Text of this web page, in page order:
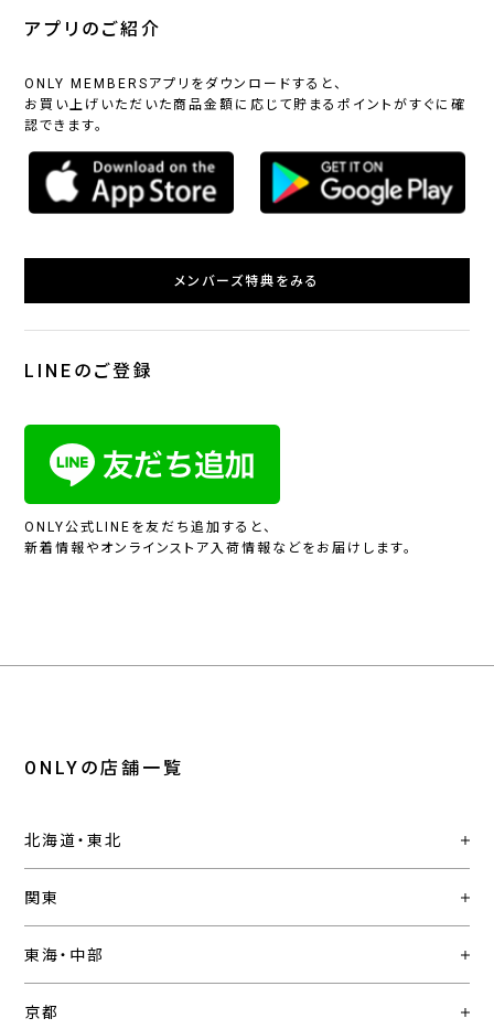
アプリのご紹介
ONLY MEMBERSアプリをダウンロードすると、
お買い上げいただいた商品金額に応じて貯まるポイントがすぐに確
認できます。
メンバーズ特典をみる
LINEのご登録
ONLY公式LINEを友だち追加すると、
新着情報やオンラインストア入荷情報などをお届けします。
ONLYの店舗一覧
北海道・東北
関東
東海・中部
京都